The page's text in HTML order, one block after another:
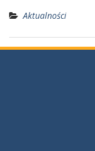
Aktualności